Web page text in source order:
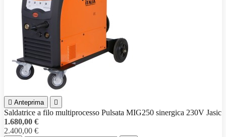
 Anteprima 
Saldatrice a filo multiprocesso Pulsata MIG250 sinergica 230V Jasic
1.680,00 €
2.400,00 €